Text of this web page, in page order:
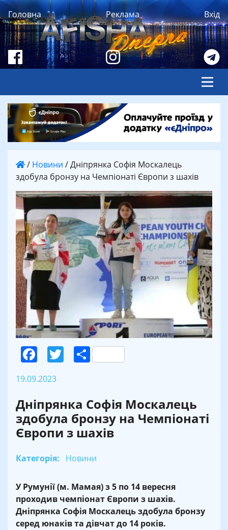
Головна Реклама Вхід
/ Новини /Дніпрянка Софія Москалець
здобула бронзу на Чемпіонаті Європи з шахів
Facebook
Twitter
Поділитися
19.09.2023
Дніпрянка Софія Москалець
здобула бронзу на Чемпіонаті
Європи з шахів
Категорія: Новини
У Румунії (м. Мамая) з 5 по 14 вересня
проходив чемпіонат Європи з шахів.
Дніпрянка Софія Москалець здобула бронзу
серед юнаків та дівчат до 14 років.